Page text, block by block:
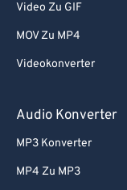
Video Zu GIF
MOV Zu MP4
Videokonverter
Audio Konverter
MP3 Konverter
MP4 Zu MP3